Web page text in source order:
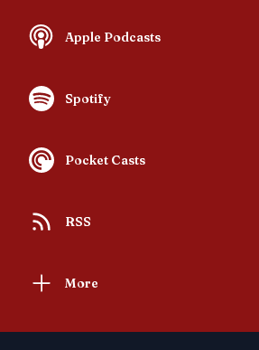
Apple Podcasts
Spotify
Pocket Casts
RSS
More